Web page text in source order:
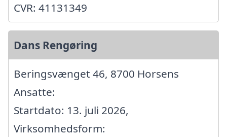
CVR: 41131349
Dans Rengøring
Beringsvænget 46, 8700 Horsens
Ansatte:
Startdato: 13. juli 2026,
Virksomhedsform: